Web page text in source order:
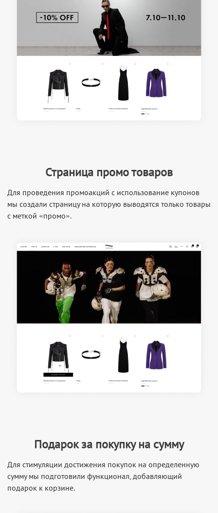
Страница промо товаров
Для проведения промоакций с использование купонов
мы создали страницу на которую выводятся только товары
с меткой «промо».
Подарок за покупку на сумму
Для стимуляции достижения покупок на определенную
сумму мы подготовили функционал, добавляющий
подарок к корзине.